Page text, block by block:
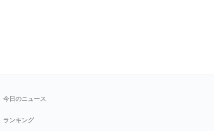
今日のニュース
ランキング